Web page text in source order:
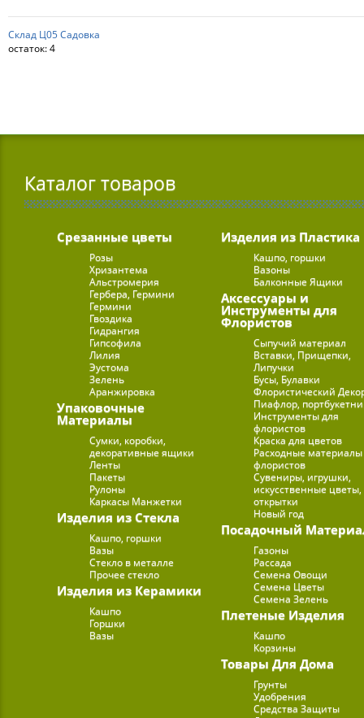
Склад Ц05 Садовка
остаток:4
Каталог товаров
Срезанные цветы
Розы
Хризантема
Альстромерия
Гербера, Гермини
Гермини
Гвоздика
Гидрангия
Гипсофила
Лилия
Эустома
Зелень
Аранжировка
Упаковочные
Материалы
Сумки, коробки,
декоративные ящики
Ленты
Пакеты
Рулоны
Каркасы Манжетки
Изделия из Стекла
Кашпо, горшки
Вазы
Стекло в металле
Прочее стекло
Изделия из Керамики
Кашпо
Горшки
Вазы
Изделия из Пластика
Кашпо, горшки
Вазоны
Балконные Ящики
Аксессуары и
Инструменты для
Флористов
Сыпучий материал
Вставки, Прищепки,
Липучки
Бусы, Булавки
Флористический
Пиафлор,
Инструменты для
флористов
Краска для цветов
Расходные
флористов
Сувениры, игрушки,
искусственные цветы,
открытки
Новый год
Посадочный
Газоны
Рассада
Семена Овощи
Семена Цветы
Семена Зелень
Плетеные Изделия
Кашпо
Корзины
Товары Для Дома
Грунты
Удобрения
Средства Защиты